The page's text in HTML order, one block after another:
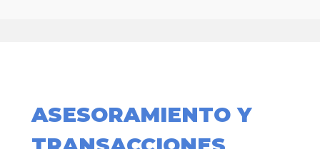
ASESORAMIENTO Y